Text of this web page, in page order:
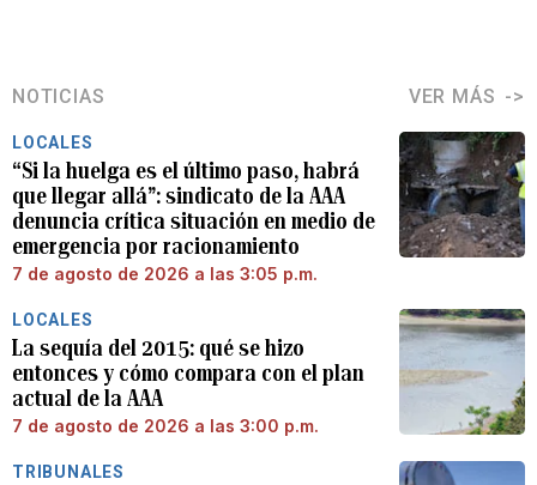
NOTICIAS VER MÁS
LOCALES
“Si la huelga es el último paso, habrá
que llegar allá”: sindicato de la AAA
denuncia crítica situación en medio de
emergencia por racionamiento
7 de agosto de 2026 a las 3:05 p.m.
LOCALES
La sequía del 2015: qué se hizo
entonces y cómo compara con el plan
actual de la AAA
7 de agosto de 2026 a las 3:00 p.m.
TRIBUNALES